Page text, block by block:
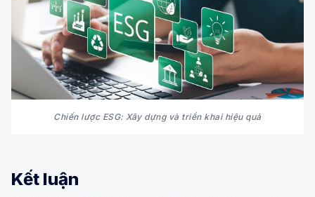
Chiến lược ESG: Xây dựng và triển khai hiệu quả
Kết luận